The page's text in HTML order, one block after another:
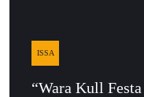
ISSA
“Wara Kull